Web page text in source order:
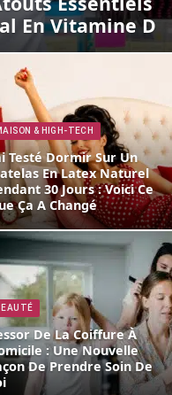
En Vitamine D
& HIGH-TECH
Testé Dormir Sur Un
En Latex Naturel
30 Jours : Voici Ce
Ça A Changé
De La Coiffure À
: Une Nouvelle
De Prendre Soin De